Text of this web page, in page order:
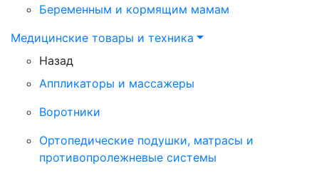
Беременным и кормящим мамам
Медицинские товары и техника
Назад
Аппликаторы и массажеры
Воротники
Ортопедические подушки, матрасы и
противопролежневые системы